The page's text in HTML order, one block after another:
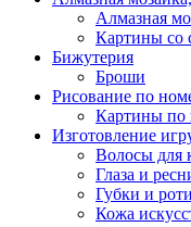
Алмазная
Картины co
Бижутерия
Броши
Рисование по
Картины по
Изготовление
Волосы для
Глаза и
Губки и
Кожа